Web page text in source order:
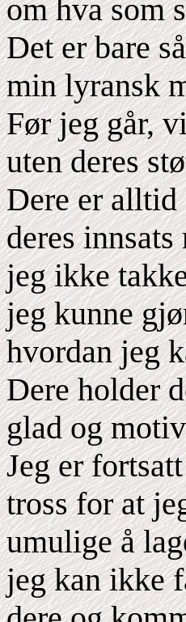
om hva som
Det er bare
min lyransk
Før jeg går,
uten deres
Dere er
deres
jeg ikke
jeg kunne
hvordan jeg
Dere holder
glad og
Jeg er
tross for at
umulige å
jeg kan ikke